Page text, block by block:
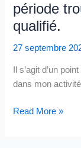
période
qualifié.
27 septembre
Il s’agit d’un
dans mon
Vendre
Read More »